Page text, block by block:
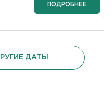
ПОДРОБНЕЕ
ДАТЫ